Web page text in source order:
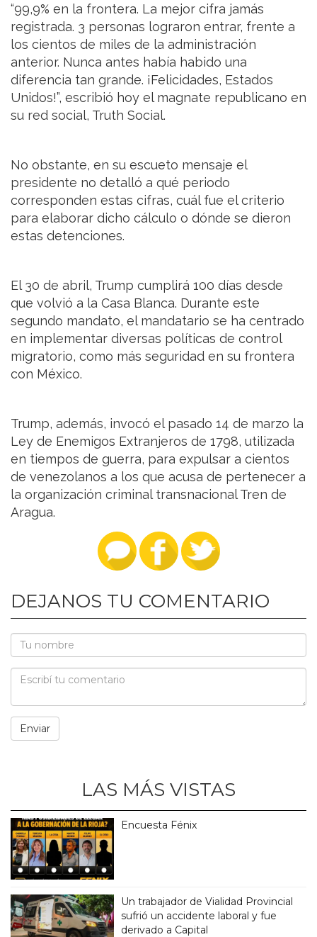
“99,9% en la frontera. La mejor cifra jamás
registrada. 3 personas lograron entrar, frente a
los cientos de miles de la administración
anterior. Nunca antes había habido una
diferencia tan grande. ¡Felicidades, Estados
Unidos!”, escribió hoy el magnate republicano en
su red social, Truth Social.
No obstante, en su escueto mensaje el
presidente no detalló a qué periodo
corresponden estas cifras, cuál fue el criterio
para elaborar dicho cálculo o dónde se dieron
estas detenciones.
El 30 de abril, Trump cumplirá 100 días desde
que volvió a la Casa Blanca. Durante este
segundo mandato, el mandatario se ha centrado
en implementar diversas políticas de control
migratorio, como más seguridad en su frontera
con México.
Trump, además, invocó el pasado 14 de marzo la
Ley de Enemigos Extranjeros de 1798, utilizada
en tiempos de guerra, para expulsar a cientos
de venezolanos a los que acusa de pertenecer a
la organización criminal transnacional Tren de
Aragua.
DEJANOS TU COMENTARIO
LAS MÁS VISTAS
Encuesta Fénix
Un trabajador de Vialidad Provincial
sufrió un accidente laboral y fue
derivado a Capital